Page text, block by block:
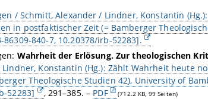
/ Schmitt, Alexander / Lindner, Konstantin (Hg.):
in postfaktischer Zeit (= Bamberger
86309-840-7, 10.20378/irb-52283].
Wahrheit der Erlösung. Zur theologischen
Konstantin (Hg.): Zählt Wahrheit heute
Theologische Studien 42), University of
52283]
, 291–385. – PDF (712.2 KB, 99 Seiten)